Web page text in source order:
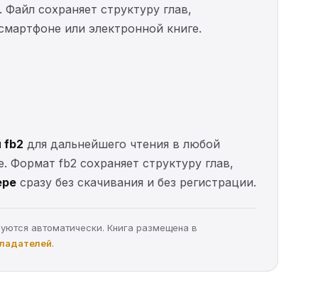
сохраняет структуру глав,
или электронной книге.
fb2 для дальнейшего чтения в любой
Формат fb2 сохраняет структуру глав,
сразу без скачивания и без регистрации.
автоматически. Книга размещена в
.